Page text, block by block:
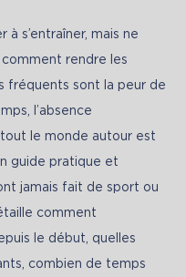
s’entraîner, mais ne
rendre les
fréquents sont la peur de
l’absence
tout le monde autour est
guide pratique et
jamais fait de sport ou
comment
le début, quelles
combien de temps